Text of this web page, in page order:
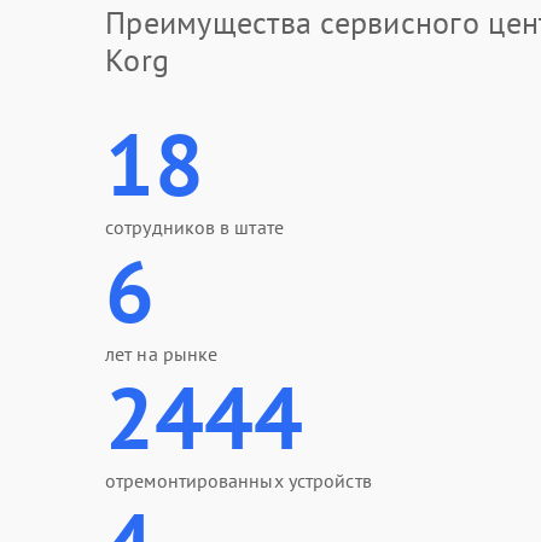
Преимущества сервисного
Korg
18
сотрудников в штате
6
лет на рынке
2444
отремонтированных устройств